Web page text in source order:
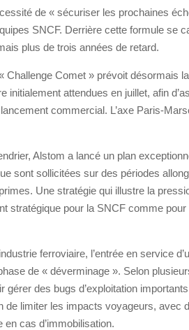
de « sécuriser les prochaines
SNCF. Derrière cette formule se
plus de trois années de retard.
Challenge Comet » prévoit désormais
initialement attendues en juillet, afin
commercial. L’axe Paris-
Alstom a lancé un plan
sont sollicitées sur des périodes
Une stratégie qui illustre la
stratégique pour la SNCF comme pour
ferroviaire, l’entrée en service
de « déverminage ». Selon
gérer des bugs d’exploitation
de limiter les impacts voyageurs, avec
cas d’immobilisation.